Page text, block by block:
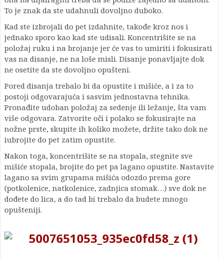
To je znak da ste udahnuli dovoljno duboko.
Kad ste izbrojali do pet izdahnite, takođe kroz nos i
jednako sporo kao kad ste udisali. Koncentrišite se na
položaj ruku i na brojanje jer će vas to umiriti i fokusirati
vas na disanje, ne na loše misli. Disanje ponavljajte dok
ne osetite da ste dovoljno opušteni.
Pored disanja trebalo bi da opustite i mišiće, a i za to
postoji odgovarajuća i sasvim jednostavna tehnika.
Pronađite udoban položaj za sedenje ili ležanje, šta vam
više odgovara. Zatvorite oči i polako se fokusirajte na
nožne prste, skupite ih koliko možete, držite tako dok ne
iubrojite do pet zatim opustite.
Nakon toga, koncentrišite se na stopala, stegnite sve
mišiće stopala, brojite do pet pa lagano opustite. Nastavite
lagano sa svim grupama mišića odozdo prema gore
(potkolenice, natkolenice, zadnjica stomak…) sve dok ne
dođete do lica, a do tad bi trebalo da budete mnogo
opušteniji.